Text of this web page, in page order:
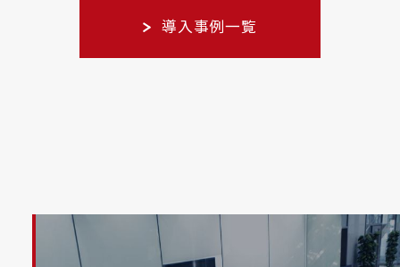
導入事例一覧